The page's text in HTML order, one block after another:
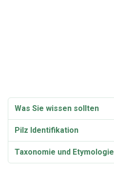
Was Sie wissen sollten
Pilz Identifikation
Taxonomie und Etymologie